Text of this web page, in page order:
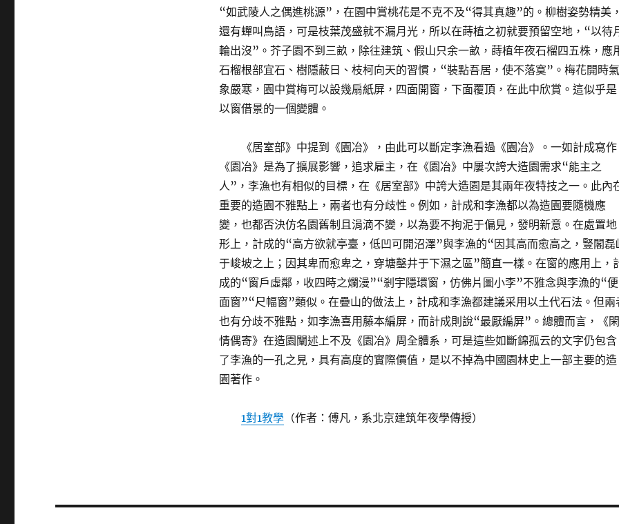
“如武陵人之偶進桃源”，在園中賞桃花是不克不及“得其真趣”的。柳樹姿勢精美，
還有蟬叫鳥語，可是枝葉茂盛就不漏月光，所以在蒔植之初就要預留空地，“以待
輪出沒”。芥子園不到三畝，除往建筑、假山只余一畝，蒔植年夜石榴四五株，應
石榴根部宜石、樹隱蔽日、枝柯向天的習慣，“裝點吾居，使不落寞”。梅花開時氣
象嚴寒，園中賞梅可以設幾扇紙屏，四面開窗，下面覆頂，在此中欣賞。這似乎是
以窗借景的一個變體。
《居室部》中提到《園冶》，由此可以斷定李漁看過《園冶》。一如計成寫作
《園冶》是為了擴展影響，追求雇主，在《園冶》中屢次誇大造園需求“能主之
人”，李漁也有相似的目標，在《居室部》中誇大造園是其兩年夜特技之一。此內
重要的造園不雅點上，兩者也有分歧性。例如，計成和李漁都以為造園要隨機應
變，也都否決仿名園舊制且涓滴不變，以為要不拘泥于偏見，發明新意。在處置地
形上，計成的“高方欲就亭臺，低凹可開沼澤”與李漁的“因其高而愈高之，豎閣磊
于峻坡之上；因其卑而愈卑之，穿塘鑿井于下濕之區”簡直一樣。在窗的應用上，
成的“窗戶虛鄰，收四時之爛漫”“剎宇隱環窗，仿佛片圖小李”不雅念與李漁的“便
面窗”“尺幅窗”類似。在疊山的做法上，計成和李漁都建議采用以土代石法。但兩
也有分歧不雅點，如李漁喜用藤本編屏，而計成則說“最厭編屏”。總體而言，《閑
情偶寄》在造園闡述上不及《園冶》周全體系，可是這些如斷錦孤云的文字仍包含
了李漁的一孔之見，具有高度的實際價值，是以不掉為中國園林史上一部主要的造
園著作。
1對1教學（作者：傅凡，系北京建筑年夜學傳授）